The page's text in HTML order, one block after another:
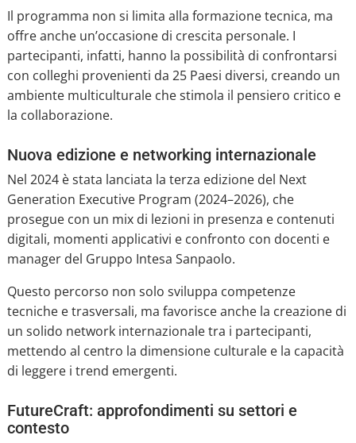
Il programma non si limita alla formazione tecnica, ma
offre anche un’occasione di crescita personale. I
partecipanti, infatti, hanno la possibilità di confrontarsi
con colleghi provenienti da 25 Paesi diversi, creando un
ambiente multiculturale che stimola il pensiero critico e
la collaborazione.
Nuova edizione e networking internazionale
Nel 2024 è stata lanciata la terza edizione del Next
Generation Executive Program (2024–2026), che
prosegue con un mix di lezioni in presenza e contenuti
digitali, momenti applicativi e confronto con docenti e
manager del Gruppo Intesa Sanpaolo.
Questo percorso non solo sviluppa competenze
tecniche e trasversali, ma favorisce anche la creazione di
un solido network internazionale tra i partecipanti,
mettendo al centro la dimensione culturale e la capacità
di leggere i trend emergenti.
FutureCraft: approfondimenti su settori e
contesto